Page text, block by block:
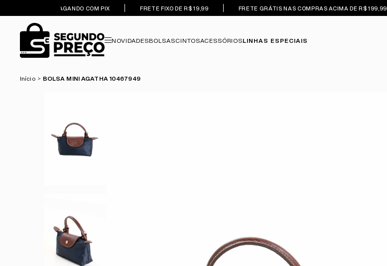
5% OFF PAGANDO COM PIX FRETE FIXO DE R$ 19,99 FRETE GRÁTIS NAS COMPRAS ACIMA DE R$ 199,99
NOVIDADESBOLSASCINTOSACESSÓRIOSLINHAS ESPECIAIS
Início BOLSA MINI AGATHA 10467949